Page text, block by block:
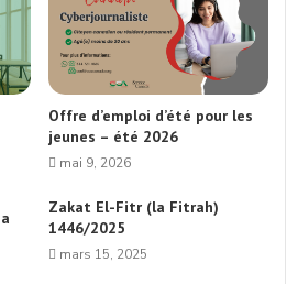
Offre d’emploi d’été pour les
jeunes – été 2026
mai 9, 2026
Zakat El-Fitr (la Fitrah)
1446/2025
mars 15, 2025